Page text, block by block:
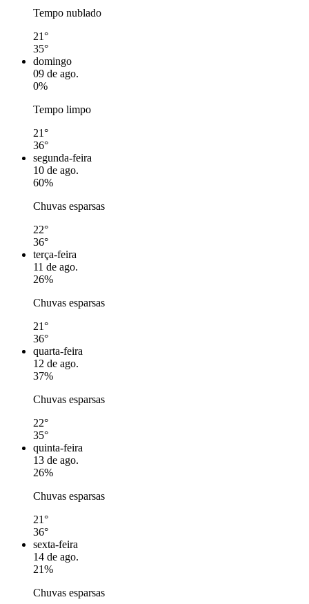
Tempo nublado
21°
35°
domingo
09 de ago.
0%
Tempo limpo
21°
36°
segunda-feira
10 de ago.
60%
Chuvas esparsas
22°
36°
terça-feira
11 de ago.
26%
Chuvas esparsas
21°
36°
quarta-feira
12 de ago.
37%
Chuvas esparsas
22°
35°
quinta-feira
13 de ago.
26%
Chuvas esparsas
21°
36°
sexta-feira
14 de ago.
21%
Chuvas esparsas